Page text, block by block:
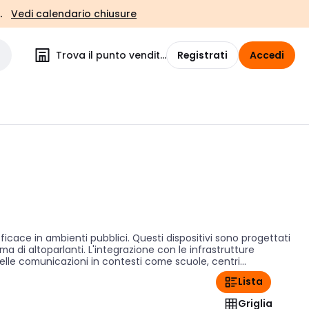
Vedi calendario chiusure
Trova il punto vendita Registrati Accedi
in ambienti pubblici. Questi dispositivi sono progettati
di altoparlanti. L'integrazione con le infrastrutture
comunicazioni in contesti come scuole, centri
Lista
Griglia